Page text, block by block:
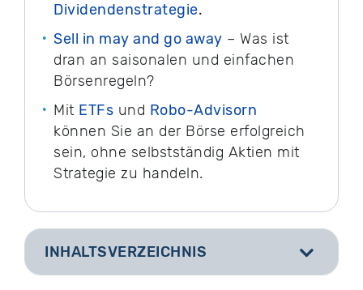
Dividendenstrategie.
Sell in may and go away – Was ist
dran an saisonalen und einfachen
Börsenregeln?
Mit ETFs und Robo-Advisorn
können Sie an der Börse erfolgreich
sein, ohne selbstständig Aktien mit
Strategie zu handeln.
INHALTSVERZEICHNIS